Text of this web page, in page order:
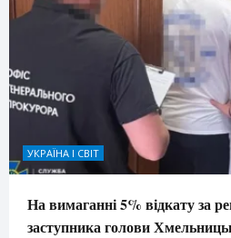
УКРАЇНА І СВІТ
На вимаганні 5% відкату за
заступника голови